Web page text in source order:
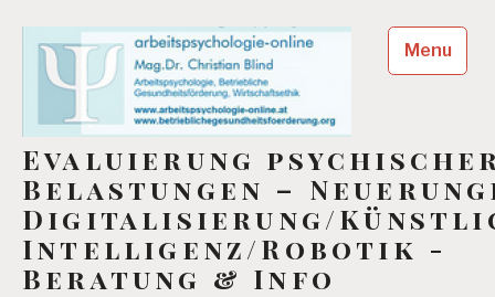
content
Evaluierung
Belastungen –
Digitalisierung/
Intelligenz/Robotik -
Beratung & Info
Menu